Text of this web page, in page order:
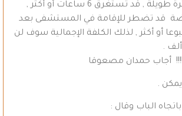
إن العملية تأخذ فترة طويلة , قد تستغرق 6 ساعات أو أكثر ,
قد تضطر للإقامة في المستشفى بعد
أو أكثر , لذلك الكلفة الإجمالية سوف لن
.
أجاب حمدان مصعوقا
.
الباب وقال :